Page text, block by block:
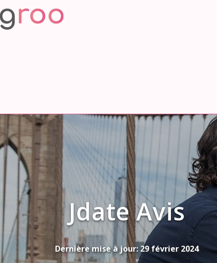
Jdate Avis
Dernière mise à jour: 29 février 2024